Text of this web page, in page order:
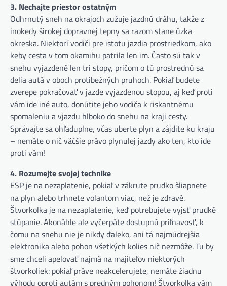
3. Nechajte priestor ostatným
Odhrnutý sneh na okrajoch zužuje jazdnú dráhu, takže z
inokedy širokej dopravnej tepny sa razom stane úzka
okreska. Niektorí vodiči pre istotu jazdia prostriedkom, ako
keby cesta v tom okamihu patrila len im. Často sú tak v
snehu vyjazdené len tri stopy, pričom o tú prostrednú sa
delia autá v oboch protibežných pruhoch. Pokiaľ budete
zverepe pokračovať v jazde vyjazdenou stopou, aj keď proti
vám ide iné auto, donútite jeho vodiča k riskantnému
spomaleniu a vjazdu hlboko do snehu na kraji cesty.
Správajte sa ohľaduplne, včas uberte plyn a zájdite ku kraju
– nemáte o nič väčšie právo plynulej jazdy ako ten, kto ide
proti vám!
4. Rozumejte svojej technike
ESP je na nezaplatenie, pokiaľ v zákrute prudko šliapnete
na plyn alebo trhnete volantom viac, než je zdravé.
Štvorkolka je na nezaplatenie, keď potrebujete vyjsť prudké
stúpanie. Akonáhle ale vyčerpáte dostupnú priľnavosť, k
čomu na snehu nie je nikdy ďaleko, ani tá najmúdrejšia
elektronika alebo pohon všetkých kolies nič nezmôže. Tu by
sme chceli apelovať najmä na majiteľov niektorých
štvorkoliek: pokiaľ práve neakcelerujete, nemáte žiadnu
výhodu oproti autám s predným pohonom! Štvorkolka vám